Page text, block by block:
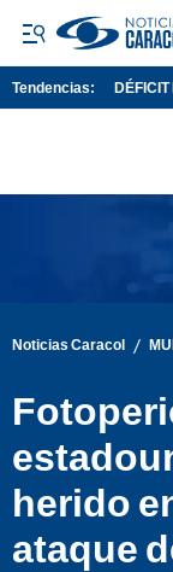
Tendencias:
Noticias Caracol /
herido
ataque